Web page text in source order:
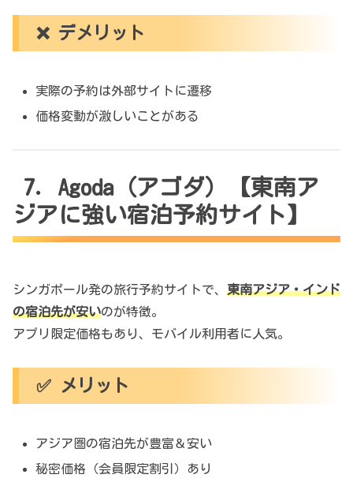
❌ デメリット
実際の予約は外部サイトに遷移
価格変動が激しいことがある
7. Agoda（アゴダ）【東南ア
ジアに強い宿泊予約サイト】
シンガポール発の旅行予約サイトで、 東南アジア・インド
の宿泊先が安いのが特徴。
アプリ限定価格もあり、モバイル利用者に人気。
✅ メリット
アジア圏の宿泊先が豊富＆安い
秘密価格（会員限定割引）あり